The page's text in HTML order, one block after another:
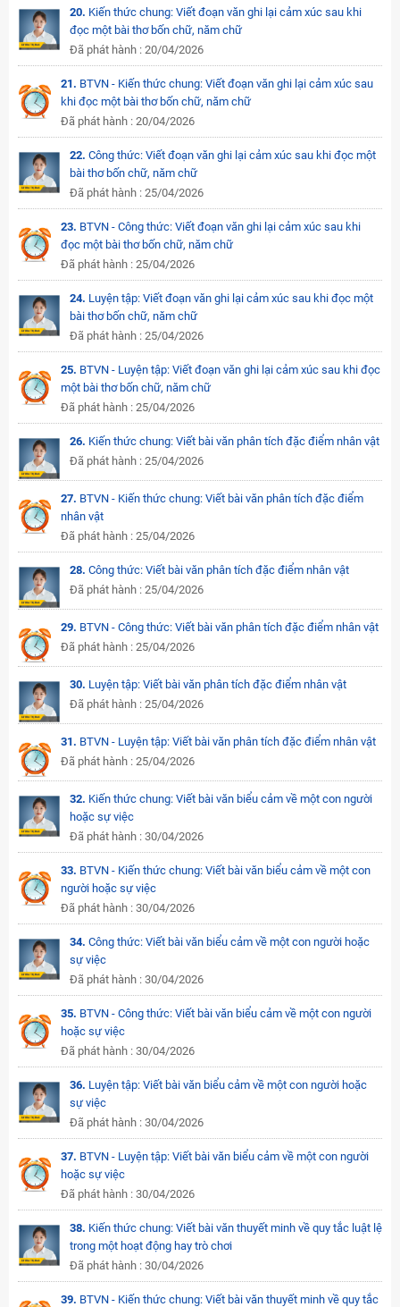
20. Kiến thức chung: Viết đoạn văn ghi lại cảm xúc sau khi
đọc một bài thơ bốn chữ, năm chữ
Đã phát hành : 20/04/2026
21. BTVN - Kiến thức chung: Viết đoạn văn ghi lại cảm xúc sau
khi đọc một bài thơ bốn chữ, năm chữ
Đã phát hành : 20/04/2026
22. Công thức: Viết đoạn văn ghi lại cảm xúc sau khi đọc một
bài thơ bốn chữ, năm chữ
Đã phát hành : 25/04/2026
23. BTVN - Công thức: Viết đoạn văn ghi lại cảm xúc sau khi
đọc một bài thơ bốn chữ, năm chữ
Đã phát hành : 25/04/2026
24. Luyện tập: Viết đoạn văn ghi lại cảm xúc sau khi đọc một
bài thơ bốn chữ, năm chữ
Đã phát hành : 25/04/2026
25. BTVN - Luyện tập: Viết đoạn văn ghi lại cảm xúc sau khi đọc
một bài thơ bốn chữ, năm chữ
Đã phát hành : 25/04/2026
26. Kiến thức chung: Viết bài văn phân tích đặc điểm nhân vật
Đã phát hành : 25/04/2026
27. BTVN - Kiến thức chung: Viết bài văn phân tích đặc điểm
nhân vật
Đã phát hành : 25/04/2026
28. Công thức: Viết bài văn phân tích đặc điểm nhân vật
Đã phát hành : 25/04/2026
29. BTVN - Công thức: Viết bài văn phân tích đặc điểm nhân vật
Đã phát hành : 25/04/2026
30. Luyện tập: Viết bài văn phân tích đặc điểm nhân vật
Đã phát hành : 25/04/2026
31. BTVN - Luyện tập: Viết bài văn phân tích đặc điểm nhân vật
Đã phát hành : 25/04/2026
32. Kiến thức chung: Viết bài văn biểu cảm về một con người
hoặc sự việc
Đã phát hành : 30/04/2026
33. BTVN - Kiến thức chung: Viết bài văn biểu cảm về một con
người hoặc sự việc
Đã phát hành : 30/04/2026
34. Công thức: Viết bài văn biểu cảm về một con người hoặc
sự việc
Đã phát hành : 30/04/2026
35. BTVN - Công thức: Viết bài văn biểu cảm về một con người
hoặc sự việc
Đã phát hành : 30/04/2026
36. Luyện tập: Viết bài văn biểu cảm về một con người hoặc
sự việc
Đã phát hành : 30/04/2026
37. BTVN - Luyện tập: Viết bài văn biểu cảm về một con người
hoặc sự việc
Đã phát hành : 30/04/2026
38. Kiến thức chung: Viết bài văn thuyết minh về quy tắc luật lệ
trong một hoạt động hay trò chơi
Đã phát hành : 30/04/2026
39. BTVN - Kiến thức chung: Viết bài văn thuyết minh về quy tắc